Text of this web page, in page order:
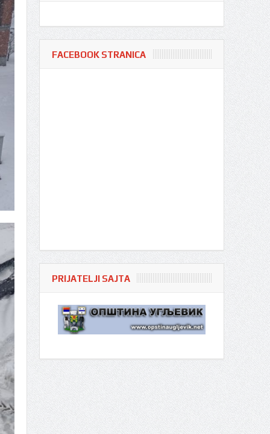
FACEBOOK STRANICA
PRIJATELJI SAJTA